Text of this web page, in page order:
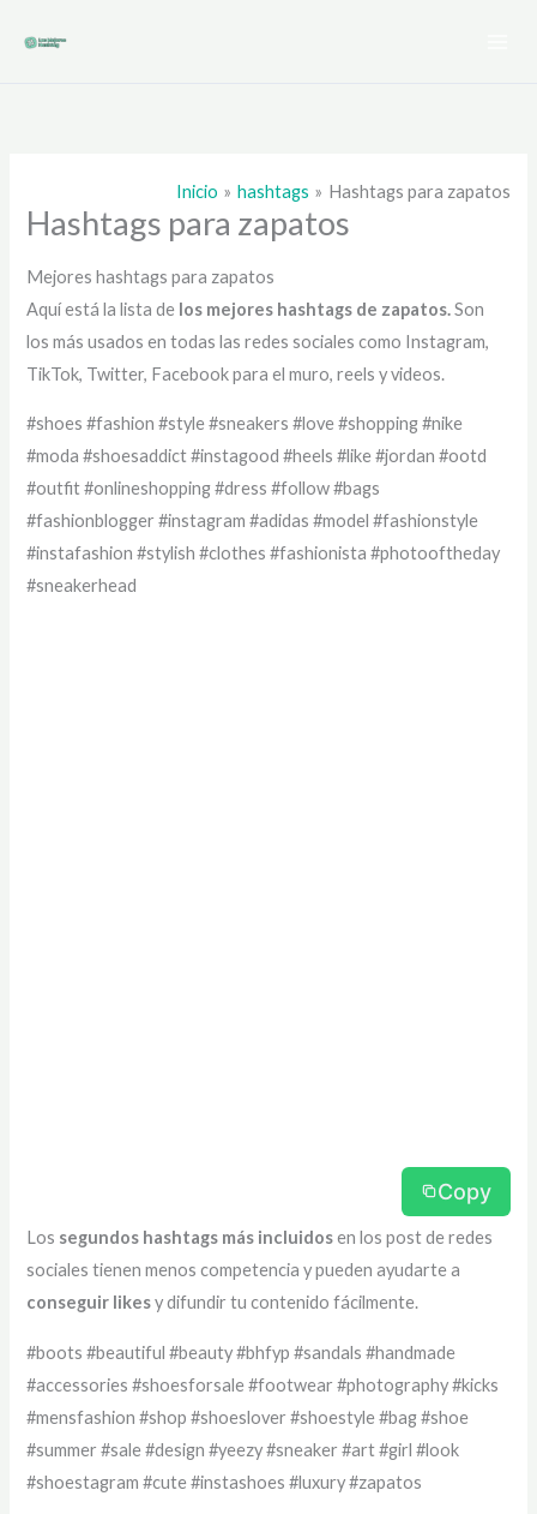
Inicio hashtags Hashtags para zapatos
Hashtags para zapatos
Mejores hashtags para zapatos
Aquí está la lista de los mejores hashtags de zapatos.Son
los más usados en todas las redes sociales como Instagram,
TikTok, Twitter, Facebook para el muro, reels y videos.
#shoes #fashion #style #sneakers #love #shopping #nike
#moda #shoesaddict #instagood #heels #like #jordan #ootd
#outfit #onlineshopping #dress #follow #bags
#fashionblogger #instagram #adidas #model #fashionstyle
#instafashion #stylish #clothes #fashionista #photooftheday
#sneakerhead
Copy
Los segundos hashtags más incluidosen los post de redes
sociales tienen menos competencia y pueden ayudarte a
conseguir likesy difundir tu contenido fácilmente.
#boots #beautiful #beauty #bhfyp #sandals #handmade
#accessories #shoesforsale #footwear #photography #kicks
#mensfashion #shop #shoeslover #shoestyle #bag #shoe
#summer #sale #design #yeezy #sneaker #art #girl #look
#shoestagram #cute #instashoes #luxury #zapatos